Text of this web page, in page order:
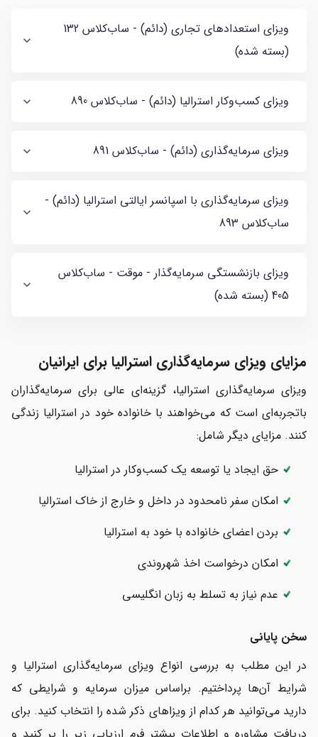
ویزای استعدادهای تجاری (دائم) - ساب‌کلاس 132
(بسته شده)
ویزای کسب‌وکار استرالیا (دائم) - ساب‌کلاس 890
ویزای سرمایه‌گذاری (دائم) - ساب‌کلاس 891
ویزای سرمایه‌گذاری با اسپانسر ایالتی استرالیا (دائم) -
ساب‌کلاس 893
ویزای بازنشستگی سرمایه‌گذار - موقت - ساب‌کلاس
405 (بسته شده)
مزایای ویزای سرمایه‌گذاری استرالیا برای ایرانیان
ویزای سرمایه‌گذاری استرالیا، گزینه‌ای عالی برای سرمایه‌گذاران
باتجربه‌ای است که می‌خواهند با خانواده خود در استرالیا زندگی
کنند. مزایای دیگر شامل:
حق ایجاد یا توسعه یک کسب‌وکار در استرالیا
امکان سفر نامحدود در داخل و خارج از خاک استرالیا
بردن اعضای خانواده با خود به استرالیا
امکان درخواست اخذ شهروندی
عدم نیاز به تسلط به زبان انگلیسی
سخن پایانی
در این مطلب به بررسی انواع ویزای سرمایه‌گذاری استرالیا و
شرایط آن‌ها پرداختیم. براساس میزان سرمایه و شرایطی که
دارید می‌توانید هر کدام از ویزاهای ذکر شده را انتخاب کنید. برای